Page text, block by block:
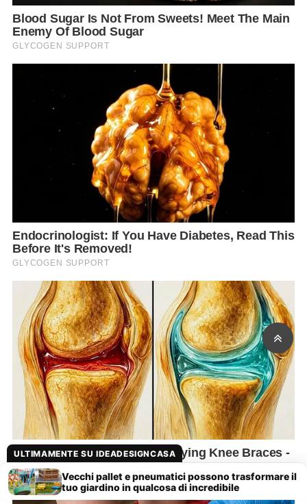
ULTIMAMENTE SU IDEADESIGNCASA
Vecchi pallet e pneumatici possono trasformare il
tuo giardino in qualcosa di incredibile